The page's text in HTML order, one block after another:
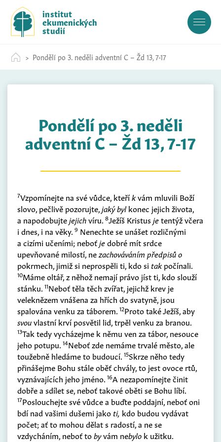
c
institut
ekumenických
studií
Pondělí po 3. neděli adventní C – Žd 13, 7-17
Pondělí po 3. neděli
adventní C – Žd 13, 7-17
7Vzpomínejte na své vůdce, kteříkvám mluvili Boží
slovo, pečlivě pozorujte,jaký bylkonec jejich života,
a napodobujtejejichvíru. 8Ježíš Kristusjetentýž včera
i dnes, i na věky. 9 Nenechte se unášet rozličnými
a cizími učeními; neboťjedobré mít srdce
upevňované milostí, nezachováváním předpisů o
pokrmech, jimiž si neprospěli ti, kdo si takpočínali.
10Máme oltář, z něhož nemají právo jíst ti, kdo slouží
stánku. 11Neboť těla těch zvířat, jejichž krev je
veleknězem vnášena za hřích do svatyně, jsou
spalována venku za táborem. 12Proto také Ježíš, aby
svouvlastní krví posvětil lid, trpěl venku za branou.
13Tak tedy vycházejme k němu ven za tábor, nesouce
jeho potupu. 14Neboť zde nemáme trvalé město, ale
toužebně hledáme to budoucí. 15Skrze něho tedy
přinášejme Bohu stále oběť chvály, to jest ovoce rtů,
vyznávajících jeho jméno. 16A nezapomínejte činit
dobře a sdílet se, neboť takové oběti se Bohu líbí.
17Poslouchejte své vůdce a buďte poddajní, neboť oni
bdí nad vašimi dušemi jako ti, kdo budou vydávat
počet; ať to mohou dělat s radostí, a ne se
vzdycháním, neboť tobyvám nebylo k užitku.